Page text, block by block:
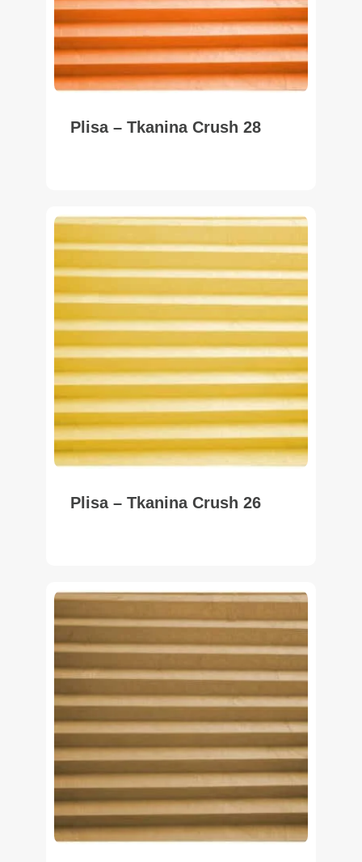
Plisa – Tkanina Crush 28
Plisa – Tkanina Crush 26